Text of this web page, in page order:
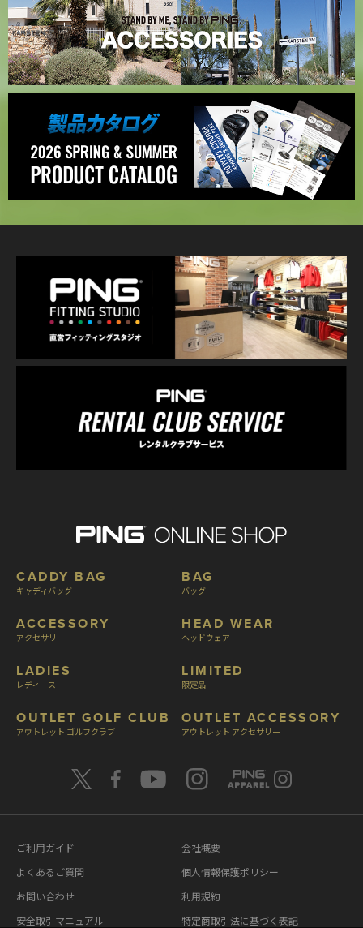
CADDY BAG
キャディバッグ
ACCESSORY
アクセサリー
LADIES
レディース
OUTLET GOLF CLUB
アウトレット ゴルフクラブ
BAG
バッグ
HEAD WEAR
ヘッドウェア
LIMITED
限定品
OUTLET ACCESSORY
アウトレット アクセサリー
ご利用ガイド
よくあるご質問
お問い合わせ
安全取引マニュアル
会社概要
個人情報保護ポリシー
利用規約
特定商取引法に基づく表記